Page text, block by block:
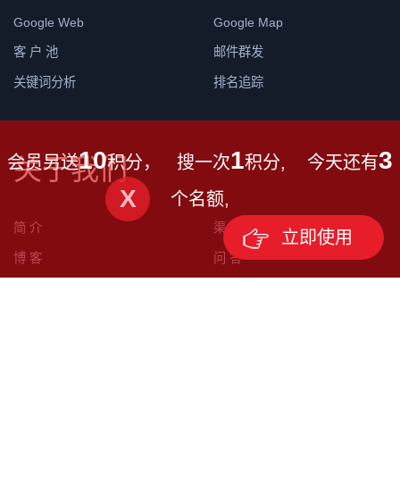
Google Web Google Map
客 户 池 邮件群发
关键词分析 排名追踪
关于我们
简 介 渠 道
博 客 问 答
会员另送10积分， 搜一次1积分, 今天还有3
个名额,
立即使用
X